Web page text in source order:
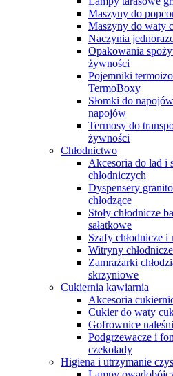
Maszyny do
Maszyny do waty
Naczynia
Opakowania
żywności
Pojemniki
TermoBoxy
Słomki do
napojów
Termosy do
żywności
Chłodnictwo
Akcesoria do lad i
chłodniczych
Dyspensery
chłodzące
Stoły chłodnicze
sałatkowe
Szafy chłodnicze i
Witryny chłodnicze
Zamrażarki
skrzyniowe
Cukiernia kawiarnia
Akcesoria
Cukier do waty
Gofrownice
Podgrzewacze i
czekolady
Higiena i utrzymanie